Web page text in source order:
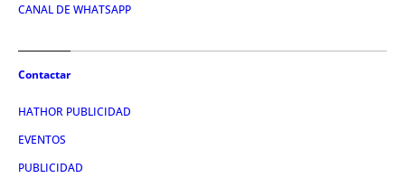
CANAL DE WHATSAPP
Contactar
HATHOR PUBLICIDAD
EVENTOS
PUBLICIDAD